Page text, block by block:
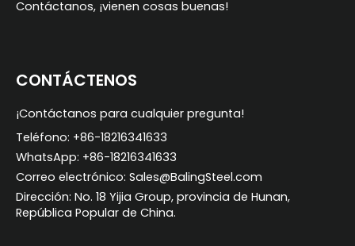
Contáctanos, ¡vienen cosas buenas!
CONTÁCTENOS
¡Contáctanos para cualquier pregunta!
Teléfono: +86-18216341633
WhatsApp: +86-18216341633
Correo electrónico: Sales@BalingSteel.com
Dirección: No. 18 Yijia Group, provincia de Hunan,
República Popular de China.